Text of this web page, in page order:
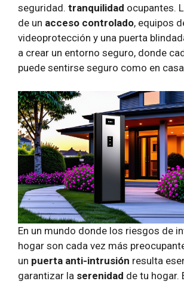
seguridad. tranquilidad ocupantes.
de un acceso controlado, equipos
videoprotección y una puerta
a crear un entorno seguro, donde
puede sentirse seguro como en
En un mundo donde los riesgos de
hogar son cada vez más
un puerta anti-intrusión resulta
garantizar la serenidad de tu hogar.